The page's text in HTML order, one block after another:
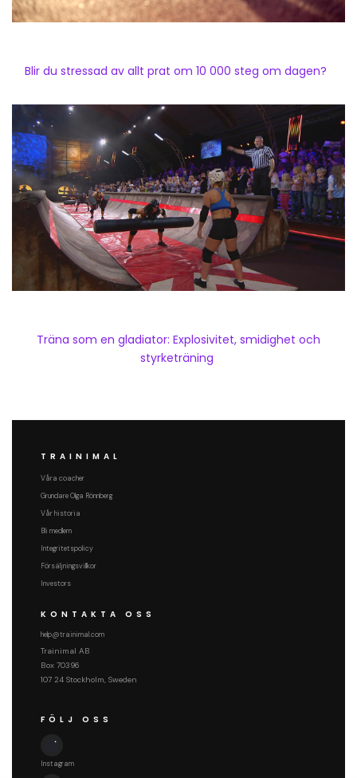
Blir du stressad av allt prat om 10 000 steg om dagen?
Träna som en gladiator: Explosivitet, smidighet och
styrketräning
TRAINIMAL
Våra coacher
Grundare Olga Rönnberg
Vår historia
Bli medlem
Integritetspolicy
Försäljningsvillkor
Investors
KONTAKTA OSS
help@trainimal.com
Trainimal AB
Box 70396
107 24 Stockholm, Sweden
FÖLJ OSS
Instagram